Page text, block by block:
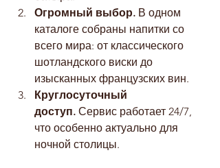
Огромный выбор. В одном
каталоге собраны напитки со
всего мира: от классического
шотландского виски до
изысканных французских вин.
Круглосуточный
доступ. Сервис работает 24/7,
что особенно актуально для
ночной столицы.